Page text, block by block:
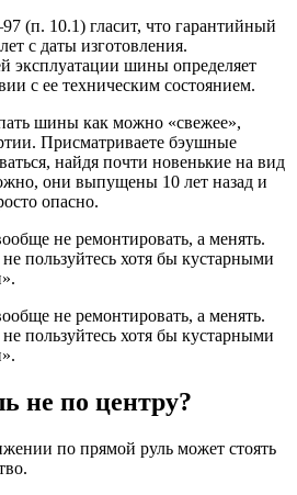
(п. 10.1) гласит, что гарантийный
с даты изготовления.
эксплуатации шины определяет
с ее техническим состоянием.
шины как можно «свежее»,
Присматриваете бэушные
найдя почти новенькие на вид
они выпущены 10 лет назад и
опасно.
не ремонтировать, а менять.
пользуйтесь хотя бы кустарными
не ремонтировать, а менять.
пользуйтесь хотя бы кустарными
не по центру?
по прямой руль может стоять